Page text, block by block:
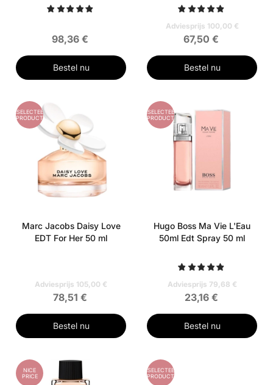
98,36 €
Bestel nu
Adviesprijs 100,00 €
67,50 €
Bestel nu
GESELECTEERD
PRODUCT
Marc Jacobs Daisy Love
EDT For Her 50 ml
Adviesprijs 105,00 €
78,51 €
Bestel nu
GESELECTEERD
PRODUCT
Hugo Boss Ma Vie L'Eau
50ml Edt Spray 50 ml
Adviesprijs 79,68 €
23,16 €
Bestel nu
NICE
PRICE
GESELECTEERD
PRODUCT